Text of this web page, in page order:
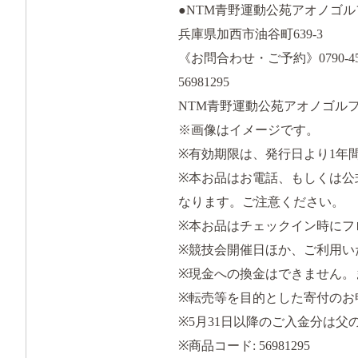
●NTM青野運動公苑アオノゴ
兵庫県加西市油谷町639-3
《お問合わせ・ご予約》0790-
56981295
NTM青野運動公苑アオノゴル
※画像はイメージです。
※有効期限は、発行日より1年
※本お品はお電話、もしくは
なります。ご注意ください。
※本お品はチェックイン時に
※競技会開催日ほか、ご利用
※現金への換金はできません
※転売等を目的とした寄付の
※5月31日以降のご入金分は父
※商品コード: 56981295